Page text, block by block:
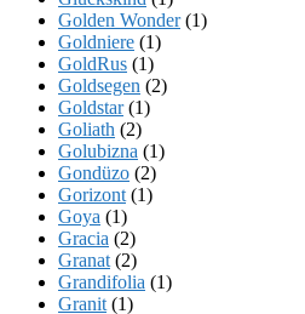
Golden Wonder(1)
Goldniere (1)
GoldRus (1)
Goldsegen (2)
Goldstar(1)
Goliath (2)
Golubizna (1)
Gondüzo (2)
Gorizont (1)
Goya (1)
Gracia (2)
Granat (2)
Grandifolia (1)
Granit (1)